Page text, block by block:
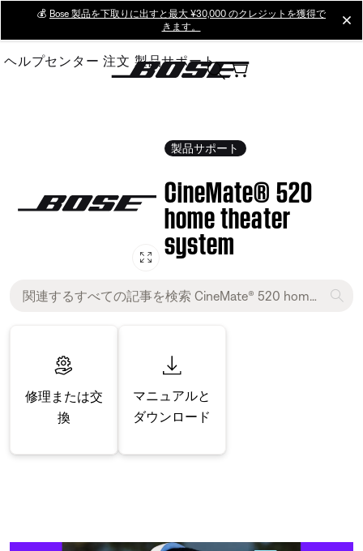
Main
💰 Bose 製品を下取りに出すと最大 ¥30,000 のクレジットを獲得で
きます。
ヘルプセンター 注文 製品サポート
製品サポート
CineMate® 520
home theater
system
修理または交
換
マニュアルと
ダウンロード